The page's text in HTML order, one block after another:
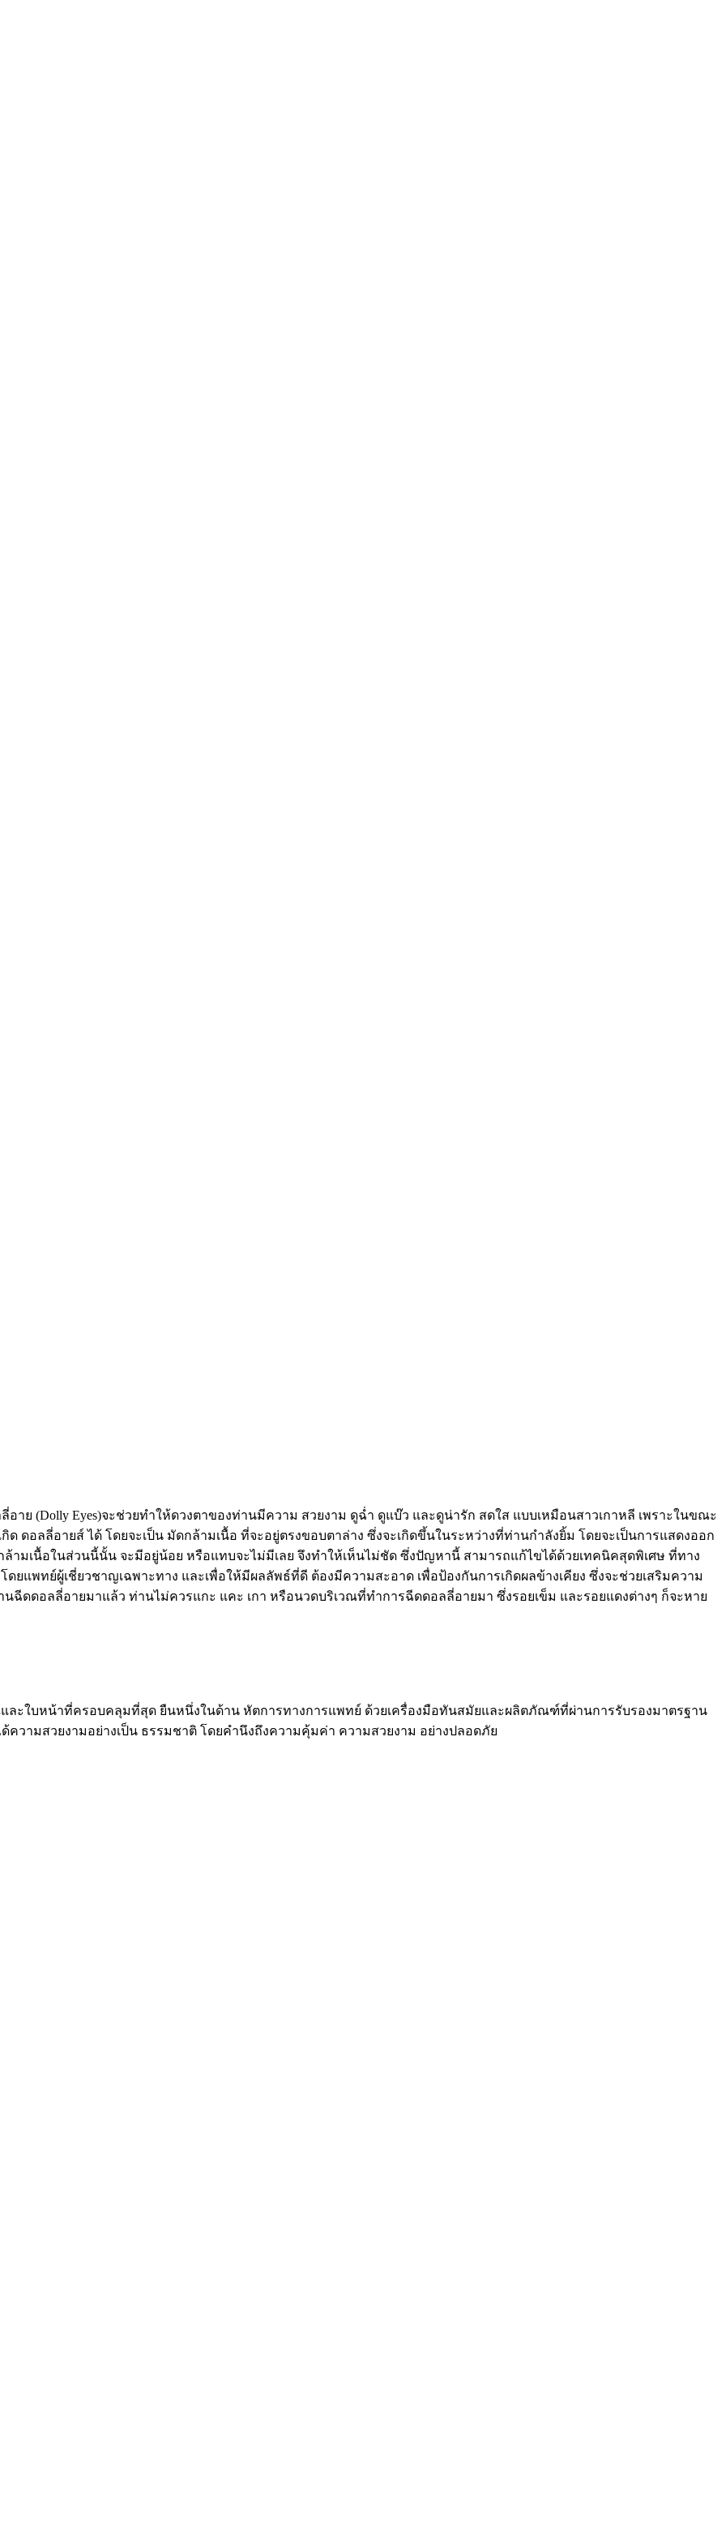
าย (Dolly Eyes)จะช่วยทำให้ดวงตาของท่านมีความ สวยงาม ดูฉ่ำ ดูแบ๊ว และดูน่ารัก สดใส แบบเหมือนสาวเกาหลี เพราะในขณะ
ดอลลี่อายส์ ได้ โดยจะเป็น มัดกล้ามเนื้อ ที่จะอยู่ตรงขอบตาล่าง ซึ่งจะเกิดขึ้นในระหว่างที่ท่านกำลังยิ้ม โดยจะเป็นการแสดงออก
มเนื้อในส่วนนี้นั้น จะมีอยู่น้อย หรือแทบจะไม่มีเลย จึงทำให้เห็นไม่ชัด ซึ่งปัญหานี้ สามารถแก้ไขได้ด้วยเทคนิคสุดพิเศษ ที่ทาง
แพทย์ผู้เชี่ยวชาญเฉพาะทาง และเพื่อให้มีผลลัพธ์ที่ดี ต้องมีความสะอาด เพื่อป้องกันการเกิดผลข้างเคียง ซึ่งจะช่วยเสริมความ
ดดอลลี่อายมาแล้ว ท่านไม่ควรแกะ แคะ เกา หรือนวดบริเวณที่ทำการฉีดดอลลี่อายมา ซึ่งรอยเข็ม และรอยแดงต่างๆ ก็จะหาย
และใบหน้าที่ครอบคลุมที่สุด ยืนหนึ่งในด้าน หัตการทางการแพทย์ ด้วยเครื่องมือทันสมัยและผลิตภัณฑ์ที่ผ่านการรับรองมาตรฐาน
ความสวยงามอย่างเป็น ธรรมชาติ โดยคำนึงถึงความคุ้มค่า ความสวยงาม อย่างปลอดภัย